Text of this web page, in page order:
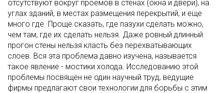
отсутствуют вокруг проемов в стенах (окна и двери), на
углах зданий, в местах размещения перекрытий, и еще
много где. Проще сказать, где пазухи сделать можно,
чем там, где их сделать нельзя. Даже ровный длинный
прогон стены нельзя класть без перехватывающих
слоев. Вся эта проблема давно изучена, называется
такое явление - мостики холода. Исследованию этой
проблемы посвящён не один научный труд, ведущие
фирмы предлагают свои технологии для борьбы с этим